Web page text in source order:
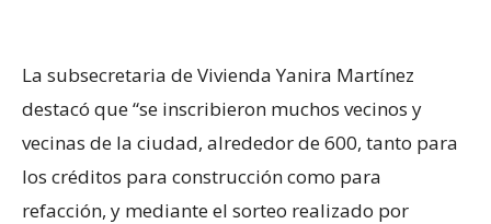
La subsecretaria de Vivienda Yanira Martínez
destacó que “se inscribieron muchos vecinos y
vecinas de la ciudad, alrededor de 600, tanto para
los créditos para construcción como para
refacción, y mediante el sorteo realizado por